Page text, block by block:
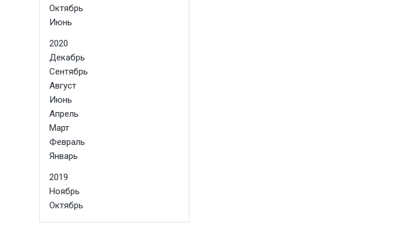
Октябрь
Июнь
2020
Декабрь
Сентябрь
Август
Июнь
Апрель
Март
Февраль
Январь
2019
Ноябрь
Октябрь